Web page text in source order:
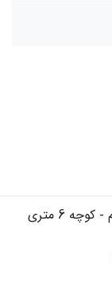
گیلان - شهرستان رشت - خیابان معلم - کوچه 6 متری